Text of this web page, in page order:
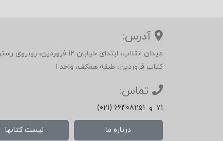
مقالۀ پیشکش:چه‌موقع از معامله
آدرس:
میدان انقلاب، ابتدای خیابان
کتاب فروردین، طبقه همکف، واحد 1
تماس:
(021) 66408251 و 71
درباره ما لیست کتابها